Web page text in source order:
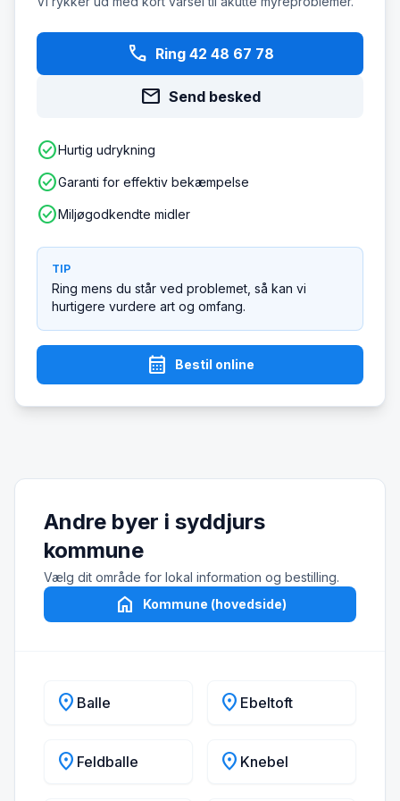
phone Ring 42 48 67 78
mail Send besked
check_circleHurtig udrykning
check_circleGaranti for effektiv bekæmpelse
check_circleMiljøgodkendte midler
TIP
Ring mens du står ved problemet, så kan vi
hurtigere vurdere art og omfang.
calendar_month Bestil online
Andre byer i syddjurs
kommune
Vælg dit område for lokal information og bestilling.
home Kommune (hovedside)
location_on Balle location_on Ebeltoft
location_on Feldballe location_on Knebel